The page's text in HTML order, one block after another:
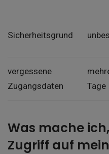
Sicherheitsgrund
vergessene
Zugangsdaten
Tage
Was mache
Zugriff auf